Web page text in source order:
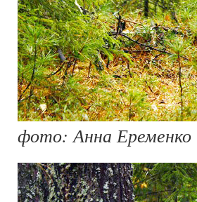
фото: Анна Еременко